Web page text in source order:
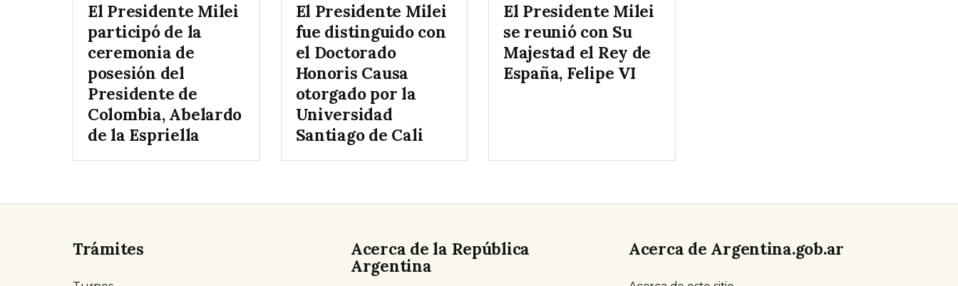
El Presidente Milei
participó de la
ceremonia de
posesión del
Presidente de
Colombia, Abelardo
de la Espriella
El Presidente Milei
fue distinguido con
el Doctorado
Honoris Causa
otorgado por la
Universidad
Santiago de Cali
El Presidente Milei
se reunió con Su
Majestad el Rey de
España, Felipe VI
Trámites
Acerca de la República
Argentina
Acerca de Argentina.gob.ar